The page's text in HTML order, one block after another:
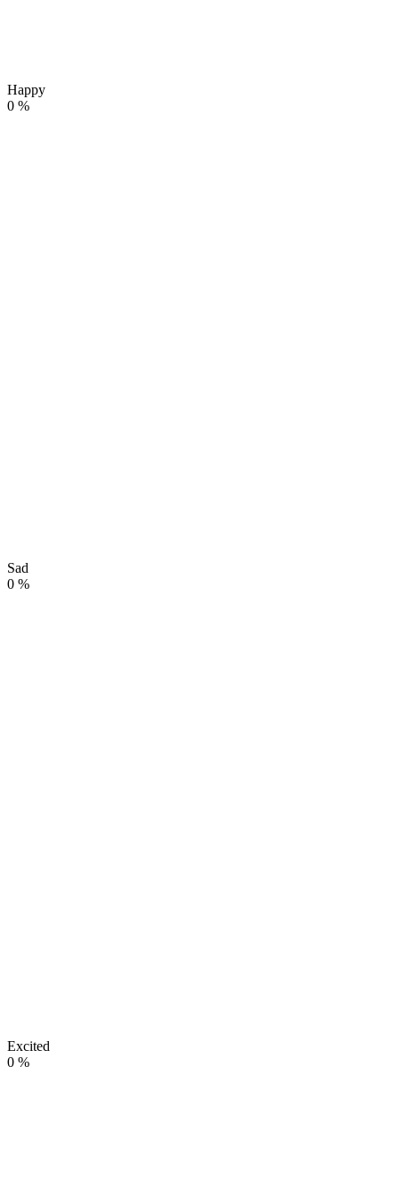
Happy
0 %
Sad
0 %
Excited
0 %